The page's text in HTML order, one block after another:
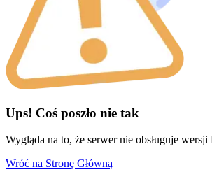
Ups! Coś poszło nie tak
Wygląda na to, że serwer nie obsługuje
Wróć na Stronę Główną